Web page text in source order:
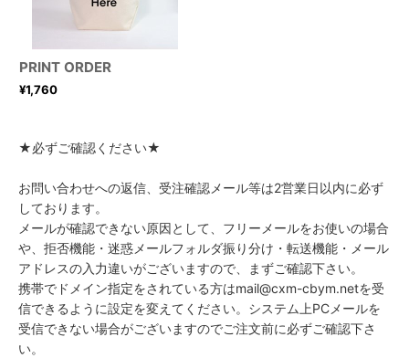
PRINT ORDER
¥1,760
★必ずご確認ください★
お問い合わせへの返信、受注確認メール等は2営業日以内に必ず
しております。
メールが確認できない原因として、フリーメールをお使いの場合
や、拒否機能・迷惑メールフォルダ振り分け・転送機能・メール
アドレスの入力違いがございますので、まずご確認下さい。
携帯でドメイン指定をされている方はmail@cxm-cbym.netを受
信できるように設定を変えてください。システム上PCメールを
受信できない場合がございますのでご注文前に必ずご確認下さ
い。